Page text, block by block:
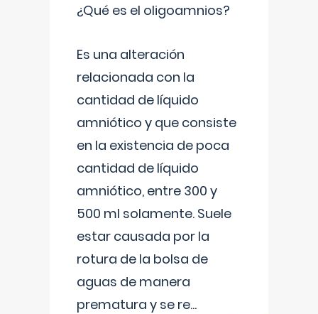
¿Qué es el oligoamnios?
Es una alteración
relacionada con la
cantidad de líquido
amniótico y que consiste
en la existencia de poca
cantidad de líquido
amniótico, entre 300 y
500 ml solamente. Suele
estar causada por la
rotura de la bolsa de
aguas de manera
prematura y se re...